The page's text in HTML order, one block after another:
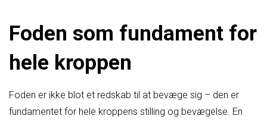
Foden som fundament for
hele kroppen
Foden er ikke blot et redskab til at bevæge sig – den er
fundamentet for hele kroppens stilling og bevægelse. En